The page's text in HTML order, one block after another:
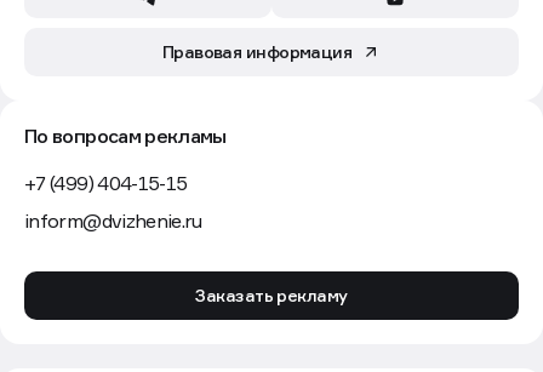
после 2022 года. До этого Lime открывал
преимущественно небольшие магазины до 500 кв. м,
но с уходом с российского рынка международных
и в 2023 году компания заявила о планах открывать
точки площадью от 2 тыс. кв. м. Однако ставка
на масштабные форматы в регионах себя
не оправдала. По данным источников «Известий»,
такие объекты слишком долго окупаются в условиях
компания приостановила открытие новых магазинов
до 2027 года.